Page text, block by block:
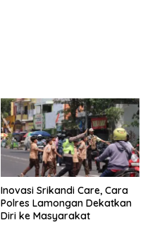
Inovasi Srikandi Care, Cara
Polres Lamongan Dekatkan
Diri ke Masyarakat